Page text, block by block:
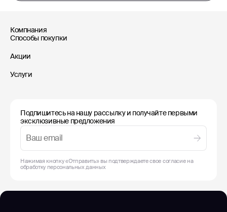
Компнания
Способы покупки
Акции
Услуги
Подпишитесь на нашу рассылку и получайте первыми
эксклюзивные предложения
Нажимая кнопку «Отправить» вы подтверждаете свое согласие на
обработку персональных данных